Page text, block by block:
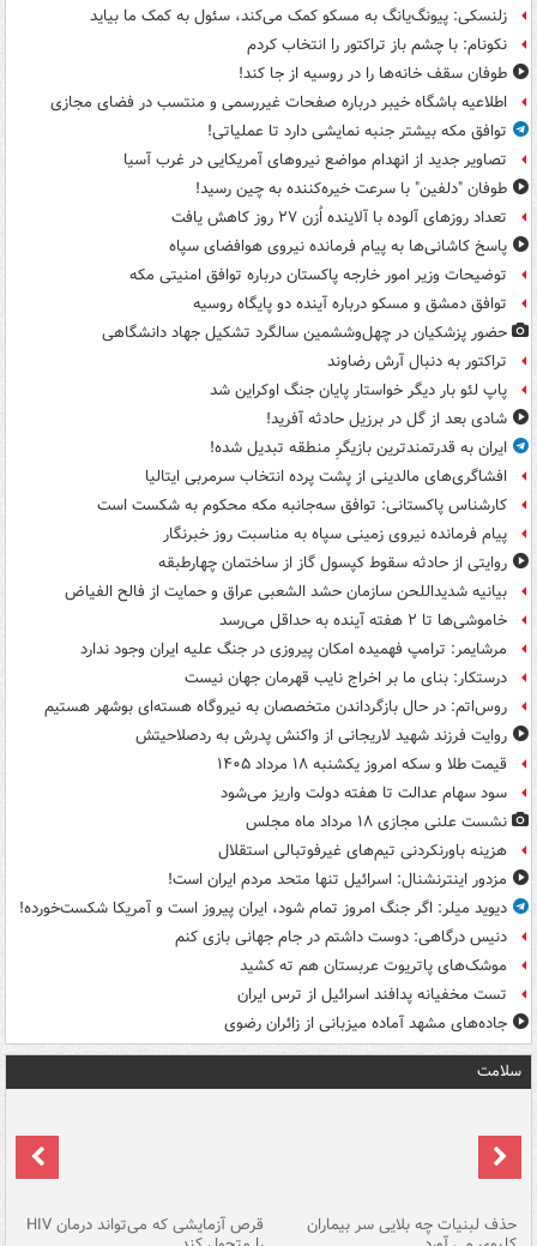
زلنسکی: پیونگ‌یانگ به مسکو کمک می‌کند، سئول به کمک ما بیاید
نکونام: با چشم باز تراکتور را انتخاب کردم
طوفان سقف خانه‌ها را در روسیه از جا ‌کند!
اطلاعیه باشگاه خیبر درباره صفحات غیررسمی و منتسب در فضای مجازی
توافق مکه بیشتر جنبه نمایشی دارد تا عملیاتی!
تصاویر جدید از انهدام مواضع نیروهای آمریکایی در غرب آسیا
طوفان "دلفین" با سرعت خیره‌کننده به چین رسید!
تعداد روزهای آلوده با آلاینده اُزن ۲۷ روز کاهش یافت
پاسخ کاشانی‌ها به پیام فرمانده نیروی هوافضای سپاه
توضیحات وزیر امور خارجه پاکستان درباره توافق امنیتی مکه
توافق دمشق و مسکو درباره آینده دو پایگاه روسیه
حضور پزشکیان در چهل‌وششمین سالگرد تشکیل جهاد دانشگاهی
تراکتور به دنبال آرش رضاوند
پاپ لئو بار دیگر خواستار پایان جنگ اوکراین شد
شادی بعد از گل در برزیل حادثه آفرید!
ایران به قدرتمندترین بازیگرِ منطقه تبدیل شده!
افشاگری‌های مالدینی از پشت پرده انتخاب سرمربی ایتالیا
کارشناس پاکستانی: توافق سه‌جانبه مکه محکوم به شکست است
پیام فرمانده نیروی زمینی سپاه به مناسبت روز خبرنگار
روایتی از حادثه سقوط کپسول گاز از ساختمان چهارطبقه
بیانیه شدیداللحن سازمان حشد الشعبی عراق و حمایت از فالح الفیاض
خاموشی‌ها تا ۲ هفته آینده به حداقل می‌رسد
مرشایمر: ترامپ فهمیده امکان پیروزی در جنگ علیه ایران وجود ندارد
درستکار: بنای ما بر اخراج نایب قهرمان جهان نیست
روس‌اتم: در حال بازگرداندن متخصصان به نیروگاه هسته‌ای بوشهر هستیم
روایت فرزند شهید لاریجانی از واکنش پدرش به ردصلاحیتش
قیمت طلا و سکه امروز یکشنبه ۱۸ مرداد ۱۴۰۵
سود سهام عدالت تا هفته دولت واریز می‌شود
نشست علنی مجازی ۱۸ مرداد ماه مجلس
هزینه باورنکردنی تیم‌های غیرفوتبالی استقلال
مزدور اینترنشنال: اسرائیل تنها متحد مردم ایران است!
دیوید میلر: اگر جنگ امروز تمام شود، ایران پیروز است و آمریکا شکست‌خورده!
دنیس درگاهی: دوست داشتم در جام جهانی بازی کنم
موشک‌های پاتریوت عربستان هم ته‌ کشید
تست مخفیانه پدافند اسرائیل از ترس ایران
جاده‌های مشهد آماده میزبانی از زائران رضوی
سلامت
حذف لبنیات چه بلایی سر بیماران قرص آزمایشی که می‌تواند درمان HIV